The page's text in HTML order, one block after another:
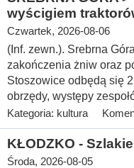
wyścigiem
Czwartek, 2026-08-06
(Inf. zewn.). Srebrna
zakończenia żniw oraz
Stoszowice odbędą się
obrzędy, występy
Kategoria: kultura
KŁODZKO -
Środa, 2026-08-05